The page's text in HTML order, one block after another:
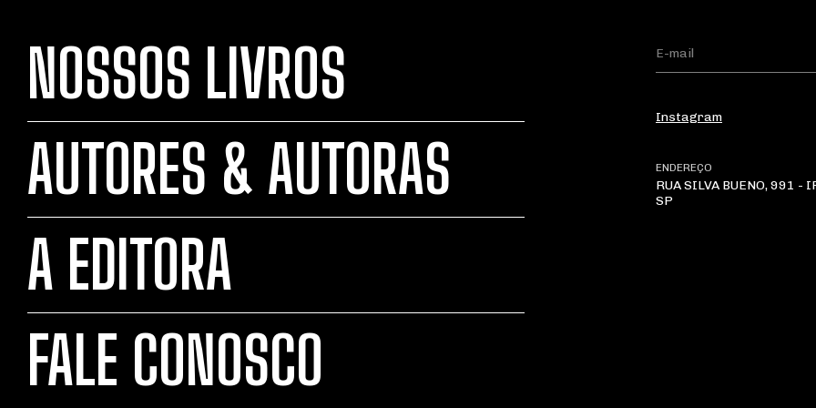
NOSSOS LIVROS
AUTORES & AUTORAS
A EDITORA
FALE CONOSCO
Instagram
ENDEREÇO
RUA SILVA BUENO, 991 -
SP